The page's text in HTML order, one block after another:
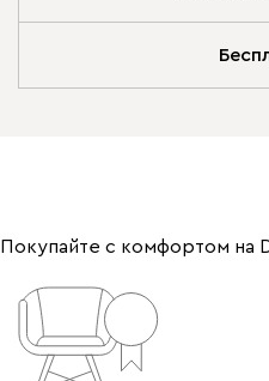
Покупайте с комфортом на